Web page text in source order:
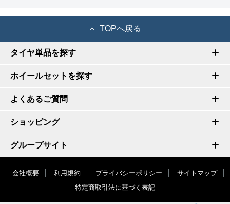
TOPへ戻る
タイヤ単品を探す
ホイールセットを探す
よくあるご質問
ショッピング
グループサイト
会社概要 利用規約 プライバシーポリシー
サイトマップ
特定商取引法に基づく表記